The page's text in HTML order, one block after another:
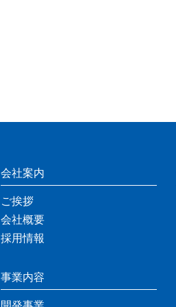
会社案内
ご挨拶
会社概要
採用情報
事業内容